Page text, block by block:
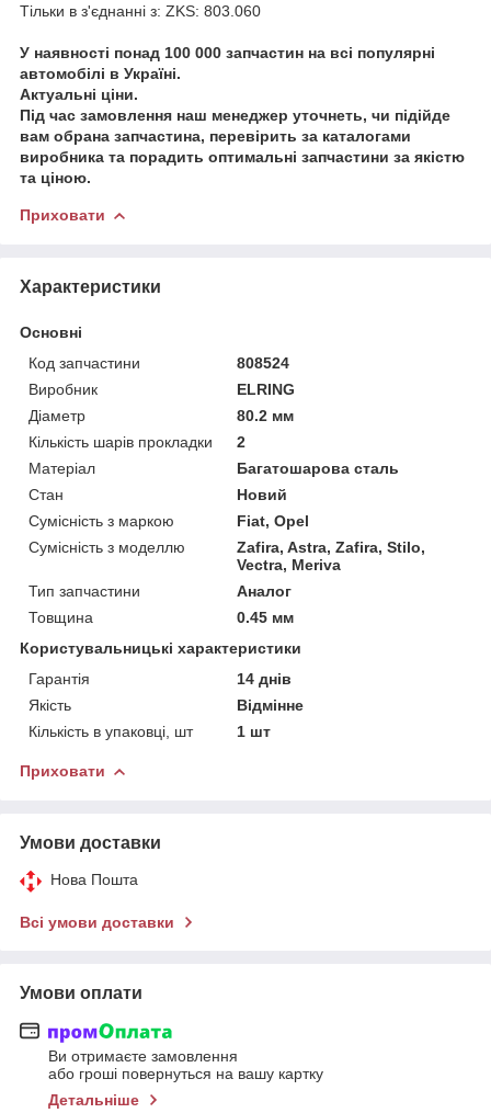
Тільки в з'єднанні з: ZKS: 803.060
У наявності понад 100 000 запчастин на всі популярні
автомобілі в Україні.
Актуальні ціни.
Під час замовлення наш менеджер уточнеть, чи підійде
вам обрана запчастина, перевірить за каталогами
виробника та порадить оптимальні запчастини за якістю
та ціною.
Приховати
Характеристики
Основні
Код запчастини
808524
Виробник
ELRING
Діаметр
80.2 мм
Кількість шарів прокладки
2
Матеріал
Багатошарова сталь
Стан
Новий
Сумісність з маркою
Fiat, Opel
Сумісність з моделлю
Zafira, Astra, Zafira, Stilo,
Vectra, Meriva
Тип запчастини
Аналог
Товщина
0.45 мм
Користувальницькі характеристики
Гарантія
14 днів
Якість
Відмінне
Кількість в упаковці, шт
1 шт
Приховати
Умови доставки
Нова Пошта
Всі умови доставки
Умови оплати
Ви отримаєте замовлення
або гроші повернуться на вашу картку
Детальніше